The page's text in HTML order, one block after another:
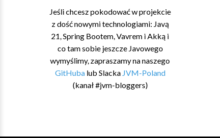
Jeśli chcesz pokodować w projekcie
z dość nowymi technologiami: Javą
21, Spring Bootem, Vavrem i Akką i
co tam sobie jeszcze Javowego
wymyślimy, zapraszamy na naszego
GitHubalub Slacka JVM-Poland
(kanał #jvm-bloggers)